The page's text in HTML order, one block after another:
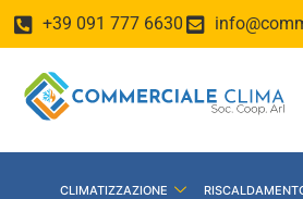
+39 091 777 6630
CLIMATIZZAZIONE